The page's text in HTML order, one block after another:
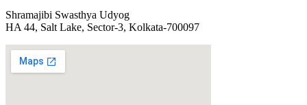
Shramajibi Swasthya Udyog
HA 44, Salt Lake, Sector-3, Kolkata-700097